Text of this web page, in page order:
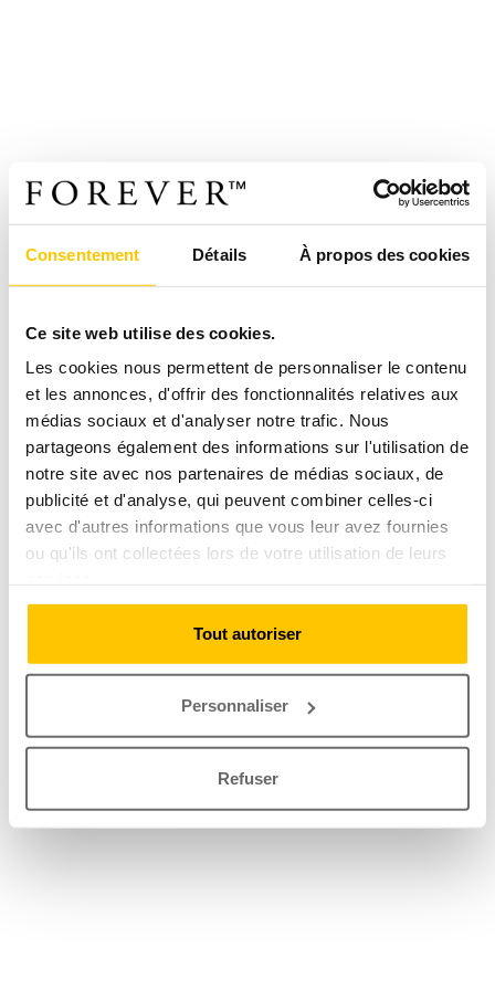
Consentement Détails À propos des cookies
Ce site web utilise des cookies.
Les cookies nous permettent de personnaliser le contenu
et les annonces, d'offrir des fonctionnalités relatives aux
médias sociaux et d'analyser notre trafic. Nous
partageons également des informations sur l'utilisation de
notre site avec nos partenaires de médias sociaux, de
publicité et d'analyse, qui peuvent combiner celles-ci
avec d'autres informations que vous leur avez fournies
ou qu'ils ont collectées lors de votre utilisation de leurs
Tout autoriser
Personnaliser
Refuser